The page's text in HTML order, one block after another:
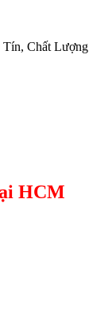
Chất Lượng
HCM